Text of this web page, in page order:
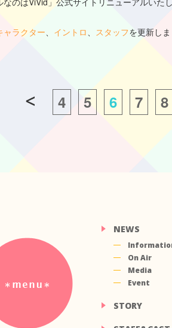
ャラクター、 イントロ、 スタッフを更新し
4 5 6 7 8
NEWS
On Air
Media
Event
STORY